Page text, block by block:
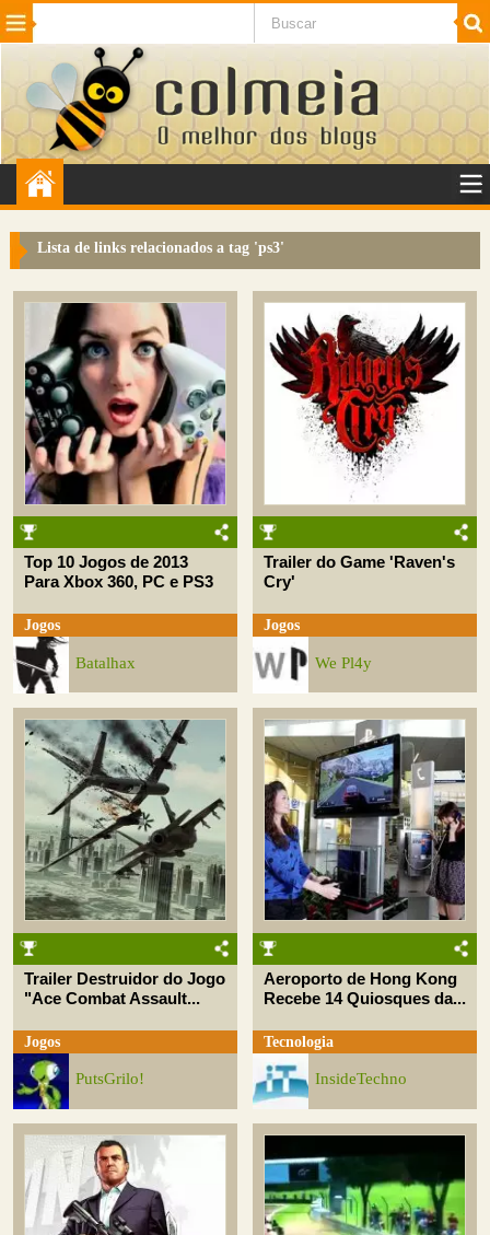
Beleza Cinema e TV
Internet Jogos NotÃ­cias SaÃºde
VeÃ­culos Adulto
Sugerir Link
Colmeia Exchange
Perguntas Frequentes
Sobre
Contato
Lista de links relacionados a tag 'ps3'
Top 10 Jogos de 2013
Para Xbox 360, PC e PS3
Jogos
Batalhax
Trailer do Game 'Raven's
Cry'
Jogos
We Pl4y
Trailer Destruidor do Jogo
"Ace Combat Assault...
Jogos
PutsGrilo!
Aeroporto de Hong Kong
Recebe 14 Quiosques da...
Tecnologia
InsideTechno